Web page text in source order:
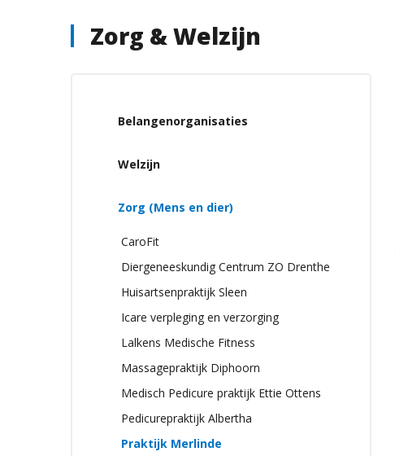
Zorg & Welzijn
Belangenorganisaties
Welzijn
Zorg (Mens en dier)
CaroFit
Diergeneeskundig Centrum ZO Drenthe
Huisartsenpraktijk Sleen
Icare verpleging en verzorging
Lalkens Medische Fitness
Massagepraktijk Diphoorn
Medisch Pedicure praktijk Ettie Ottens
Pedicurepraktijk Albertha
Praktijk Merlinde